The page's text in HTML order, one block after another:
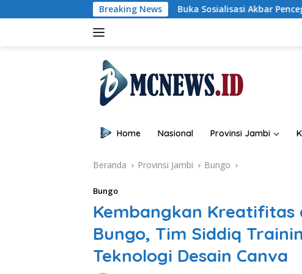
ke
Breaking News
Buka Sosialisasi Akbar Pencegahan IRET, TCC, Perundungan,
Home Nasional Provinsi Jambi
Beranda Provinsi Jambi Bungo
Bungo
Kembangkan Kreatifitas
Bungo, Tim Siddiq
Teknologi Desain Canva